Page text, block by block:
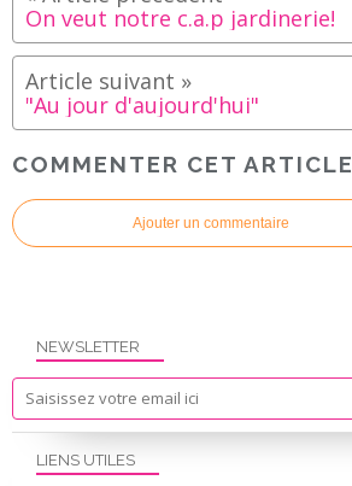
On veut notre c.a.p jardinerie!
"Au jour d'aujourd'hui"
COMMENTER CET ARTICLE
Ajouter un commentaire
NEWSLETTER
LIENS UTILES